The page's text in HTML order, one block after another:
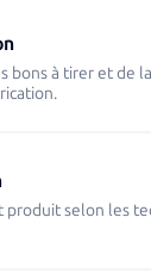
bons à tirer et de
produit selon les